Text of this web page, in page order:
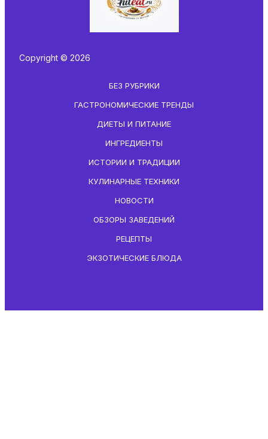
Copyright © 2026
БЕЗ РУБРИКИ
ГАСТРОНОМИЧЕСКИЕ ТРЕНДЫ
ДИЕТЫ И ПИТАНИЕ
ИНГРЕДИЕНТЫ
ИСТОРИИ И ТРАДИЦИИ
КУЛИНАРНЫЕ ТЕХНИКИ
НОВОСТИ
ОБЗОРЫ ЗАВЕДЕНИЙ
РЕЦЕПТЫ
ЭКЗОТИЧЕСКИЕ БЛЮДА